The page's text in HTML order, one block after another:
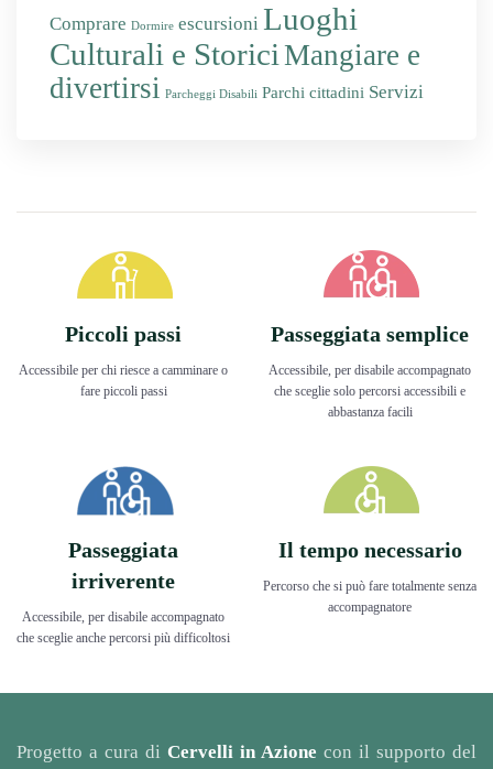
Comprare Dormire escursioni Luoghi
Culturali e Storici Mangiare e
divertirsi Parcheggi Disabili Parchi cittadini Servizi
Piccoli passi
Accessibile per chi riesce a camminare o
fare piccoli passi
Passeggiata semplice
Accessibile, per disabile accompagnato
che sceglie solo percorsi accessibili e
abbastanza facili
Passeggiata
irriverente
Accessibile, per disabile accompagnato
che sceglie anche percorsi più difficoltosi
Il tempo necessario
Percorso che si può fare totalmente senza
accompagnatore
Progetto a cura di Cervelli in Azione con il supporto del